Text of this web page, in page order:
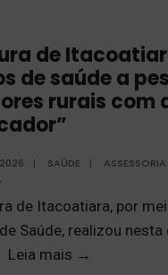
de
de saúde a
rurais com
| SAÚDE |
de Itacoatiara, por
Saúde, realizou
Leia mais →